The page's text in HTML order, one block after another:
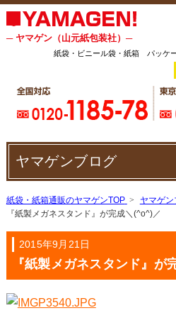
─ ヤマゲン（山元紙包装社）─
紙袋・ビニール袋・紙箱 パッケ
ヤマゲンブログ
紙袋・紙箱通販のヤマゲンTOP
ヤマゲン
『紙製メガネスタンド』が完成＼(^o^)／
2015年9月21日
『紙製メガネスタンド』が